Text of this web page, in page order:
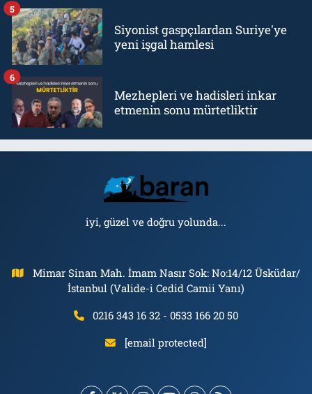
Siyonist gaspçılardan Suriye'ye
yeni işgal hamlesi
5
Mezhepleri ve hadisleri inkar
etmenin sonu mürtetliktir
6
iyi, güzel ve doğru yolunda...
Mimar Sinan Mah. İmam Nasır Sok: No:14/12 Üsküdar/
İstanbul (Valide-i Cedid Camii Yanı)
0216 343 16 32 - 0533 166 20 50
[email protected]